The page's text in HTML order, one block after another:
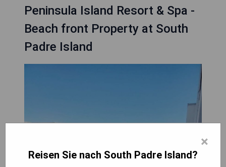
Peninsula Island Resort & Spa -
Beach front Property at South
Padre Island
×
Reisen Sie nach South Padre Island?